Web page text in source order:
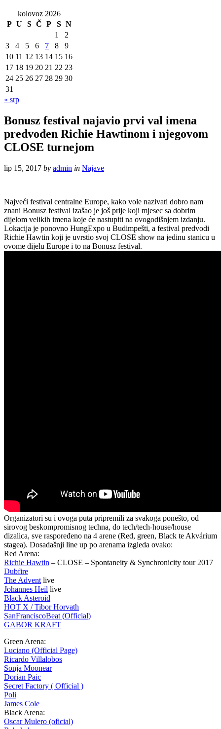
kolovoz 2026
P U S Č P S N
1
2
3
4 5 6 7 8
9
10 11 12 13 14 15 16
17 18 19 20 21 22 23
24 25 26 27 28 29 30
31
« srp
Bonusz festival najavio prvi val imena
predvođen Richie Hawtinom i njegovom
CLOSE turnejom
lip 15, 2017 by admin in Najave
Najveći festival centralne Europe, kako vole nazivati dobro nam
znani Bonusz festival izašao je još prije koji mjesec sa dobrim
dijelom velikih imena koje će nastupiti na ovogodišnjem izdanju.
Lokacija je ponovno HungExpo u Budimpešti, a festival predvodi
Richie Hawtin koji je uvrstio svoj CLOSE show na jedinu stanicu u
ovome dijelu Europe i to na Bonusz festival.
Organizatori su i ovoga puta pripremili za svakoga ponešto, od
sirovog beskompromisnog techna, do tech/tech-house/house
dizalica, sve raspoređeno na 4 arene (Red, green, Black te Akvárium
stagea). Dosadašnji line up po arenama izgleda ovako:
Red Arena:
Richie Hawtin – CLOSE – Spontaneity & Synchronicity tour 2017
Dubfire
The Advent live
Johannes Heil live
Black Asteroid
HOT X / Tibor Horvath
SanFranciscoBeat (Official)
GABOR KRAFT
Green Arena:
Luciano (Official Page)
Ricardo Villalobos
Sonja Moonear
Dorian Paic
Secret Factory ( Official )
Poli
James Cole
Black Arena:
Oscar Mulero (oficial)